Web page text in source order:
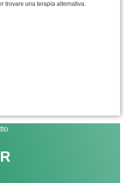
trovare una terapia alternativa.